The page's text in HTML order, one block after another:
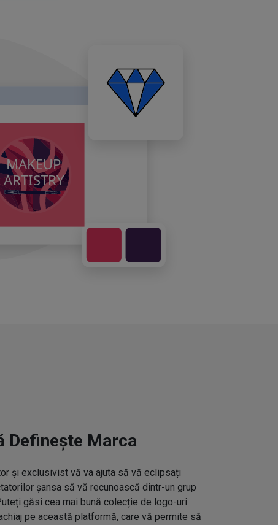
Definește Marca
și exclusivist vă va ajuta să vă eclipsați
șansa să vă recunoască dintr-un grup
găsi cea mai bună colecție de logo-uri
pe această platformă, care vă permite să